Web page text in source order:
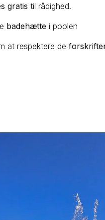
gratis til rådighed.
badehætte i poolen
at respektere de